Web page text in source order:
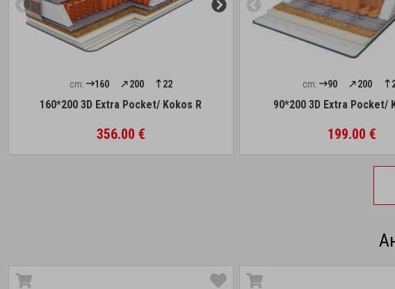
cm: 160 200 22
160*200 3D Extra Pocket/ Kokos R
356.00 €
cm: 90 200
90*200 3D Extra Pocket/
199.00 €